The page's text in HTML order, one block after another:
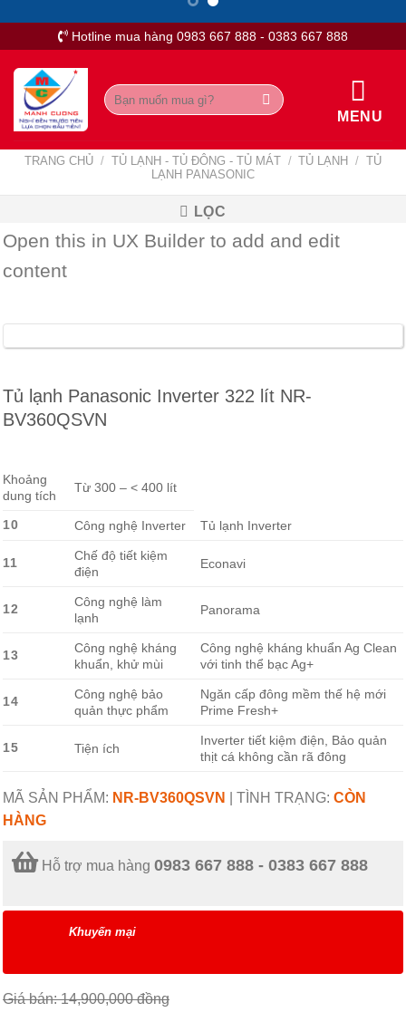
Hotline mua hàng 0983 667 888 - 0383 667 888
Tìm
kiếm:
MENU
TRANG CHỦ / TỦ LẠNH - TỦ ĐÔNG - TỦ MÁT / TỦ LẠNH / TỦ
LẠNH PANASONIC
LỌC
Open this in UX Builder to add and edit
content
Tủ lạnh Panasonic Inverter 322 lít NR-
BV360QSVN
Khoảng
dung tích
Từ 300 – < 400 lít
10 Công nghệ Inverter Tủ lạnh Inverter
11
Chế độ tiết kiệm
điện
Econavi
12
Công nghệ làm
lạnh
Panorama
13
Công nghệ kháng
khuẩn, khử mùi
Công nghệ kháng khuẩn Ag Clean
với tinh thể bạc Ag+
14
Công nghệ bảo
quản thực phẩm
Ngăn cấp đông mềm thế hệ mới
Prime Fresh+
15 Tiện ích
Inverter tiết kiệm điện, Bảo quản
thịt cá không cần rã đông
MÃ SẢN PHẨM: NR-BV360QSVN TÌNH TRẠNG: CÒN
HÀNG
Hỗ trợ mua hàng 0983 667 888 - 0383 667 888
Khuyến mại
Giá bán: 14,900,000đồng